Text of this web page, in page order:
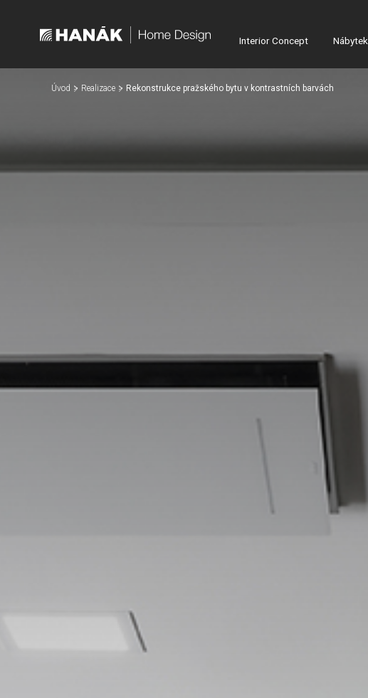
Interior Concept Nábytek
Úvod Realizace Rekonstrukce pražského bytu v kontrastních barvách